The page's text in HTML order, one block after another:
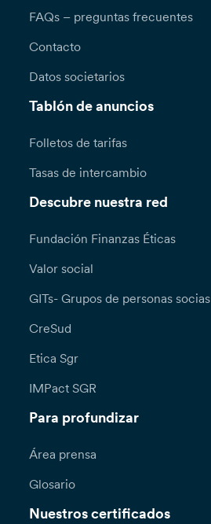
FAQs – preguntas frecuentes
Contacto
Datos societarios
Tablón de anuncios
Folletos de tarifas
Tasas de intercambio
Descubre nuestra red
Fundación Finanzas Éticas
Valor social
GITs- Grupos de personas socias
CreSud
Etica Sgr
IMPact SGR
Para profundizar
Área prensa
Glosario
Nuestros certificados